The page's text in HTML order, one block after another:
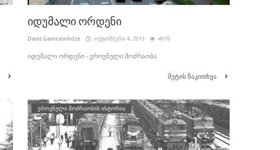
იდუმალი ორდენი
Davit.Gamcemlidze ოქტომბერი 4, 2019 4976
იდუმალი ორდენი - ეროვნული მოძრაობა
მეტის წაკითხვა
ეროვნული მოძრაობის ისტორია